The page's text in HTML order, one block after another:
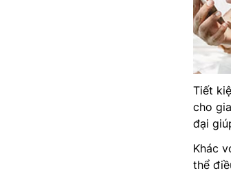
Tiết
cho
đại
Khác
thể